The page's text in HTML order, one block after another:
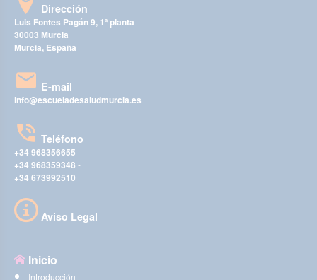
Dirección
Luis Fontes Pagán 9, 1ª planta
30003 Murcia
Murcia, España
E-mail
info@escueladesaludmurcia.es
Teléfono
+34 968356655 -
+34 968359348 -
+34 673992510
Aviso Legal
Inicio
Introducción